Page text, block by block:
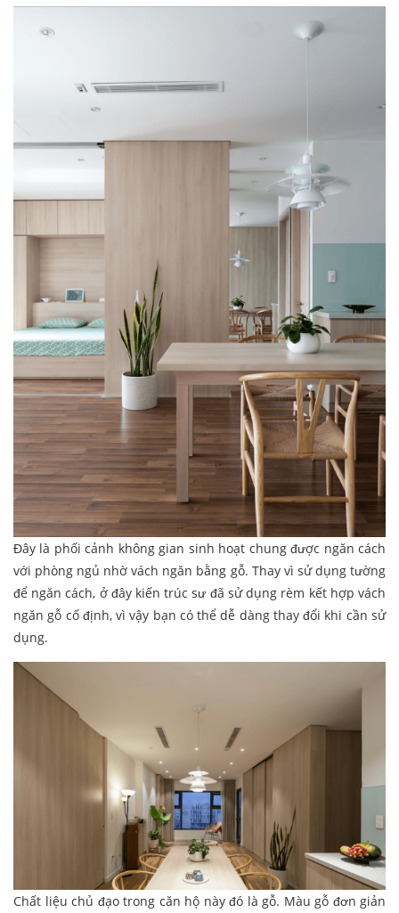
Đây là phối cảnh không gian sinh hoạt chung được ngăn cách
với phòng ngủ nhờ vách ngăn bằng gỗ. Thay vì sử dụng tường
để ngăn cách, ở đây kiến trúc sư đã sử dụng rèm kết hợp vách
ngăn gỗ cố định, vì vậy bạn có thể dễ dàng thay đổi khi cần sử
dụng.
Chất liệu chủ đạo trong căn hộ này đó là gỗ. Màu gỗ đơn giản